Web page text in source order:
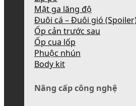
Mặt ga lăng độ
Đuôi cá – Đuôi gió
Ốp cản trước sau
Ốp cua lốp
Phuộc nhún
Body kit
Nâng cấp công nghệ